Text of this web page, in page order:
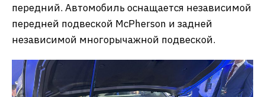
передний. Автомобиль оснащается независимой
передней подвеской McPherson и задней
независимой многорычажной подвеской.